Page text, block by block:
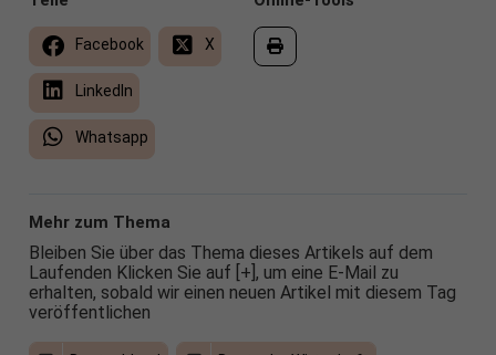
Facebook X
LinkedIn
Whatsapp
Mehr zum Thema
Bleiben Sie über das Thema dieses Artikels auf dem
Laufenden Klicken Sie auf [+], um eine E-Mail zu
erhalten, sobald wir einen neuen Artikel mit diesem Tag
veröffentlichen